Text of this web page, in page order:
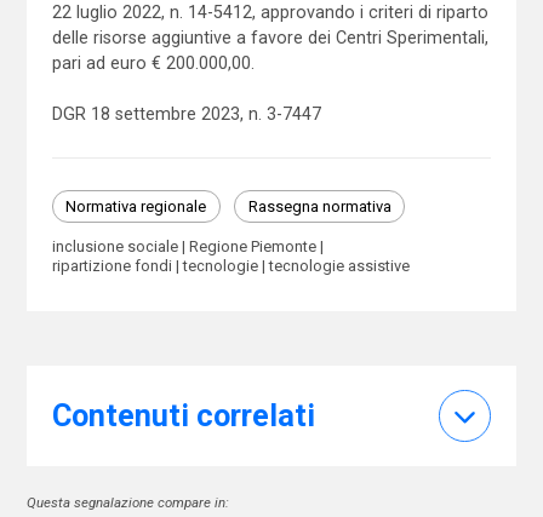
22 luglio 2022, n. 14-5412, approvando i criteri di riparto
delle risorse aggiuntive a favore dei Centri Sperimentali,
pari ad euro € 200.000,00.
DGR 18 settembre 2023, n. 3-7447
Normativa regionale Rassegna normativa
inclusione sociale
Regione Piemonte
ripartizione fondi
tecnologie tecnologie assistive
Contenuti correlati
Questa segnalazione compare in: